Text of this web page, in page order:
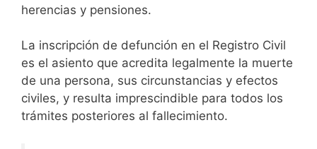
herencias y pensiones.
La inscripción de defunción en el Registro Civil
es el asiento que acredita legalmente la muerte
de una persona, sus circunstancias y efectos
civiles, y resulta imprescindible para todos los
trámites posteriores al fallecimiento.